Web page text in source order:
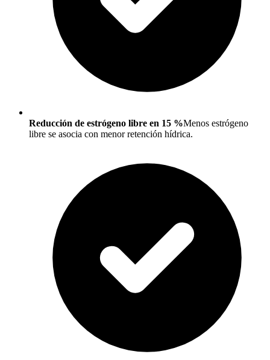
Reducción de estrógeno libre en 15 %Menos estrógeno
libre se asocia con menor retención hídrica.